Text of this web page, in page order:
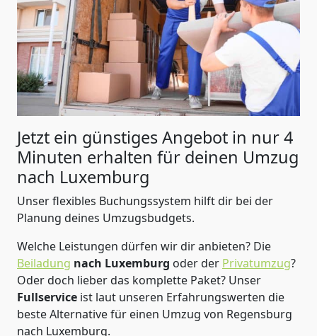
Jetzt ein günstiges Angebot in nur4
Minuten erhalten für deinen Umzug
nach Luxemburg
Unser flexibles Buchungssystem hilft dir bei der
Planung deines Umzugsbudgets.
Welche Leistungen dürfen wir dir anbieten? Die
Beiladung nach Luxemburg oder der Privatumzug?
Oder doch lieber das komplette Paket? Unser
Fullservice ist laut unseren Erfahrungswerten die
beste Alternative für einen Umzug von Regensburg
nach Luxemburg.